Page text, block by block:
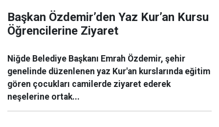
Başkan Özdemir’den Yaz Kur’an Kursu
Öğrencilerine Ziyaret
Niğde Belediye Başkanı Emrah Özdemir, şehir
genelinde düzenlenen yaz Kur'an kurslarında eğitim
gören çocukları camilerde ziyaret ederek
neşelerine ortak...